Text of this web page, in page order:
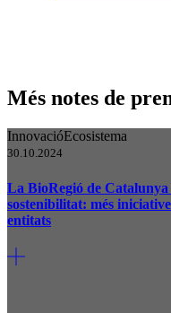
Més notes de
InnovacióEcosistema
30.10.2024
La BioRegió de Catalunya
sostenibilitat: més
entitats